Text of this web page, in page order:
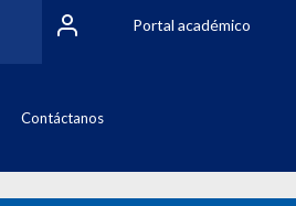
Portal académico
Contáctanos